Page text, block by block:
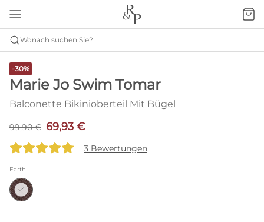
Wonach suchen Sie?
-30%
Marie Jo Swim Tomar
Balconette Bikinioberteil Mit Bügel
99,90 € 69,93 €
3 Bewertungen
Earth